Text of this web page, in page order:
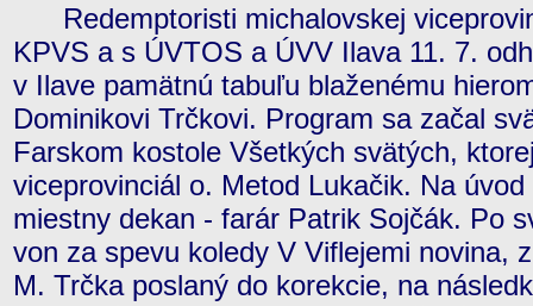
Redemptoristi michalovskej
KPVS a s ÚVTOS a ÚVV Ilava 11. 7.
v Ilave pamätnú tabuľu blaženému
Dominikovi Trčkovi. Program sa začal
Farskom kostole Všetkých svätých,
viceprovinciál o. Metod Lukačik. Na
miestny dekan - farár Patrik Sojčák. Po
von za spevu koledy V Viflejemi novina,
M. Trčka poslaný do korekcie, na